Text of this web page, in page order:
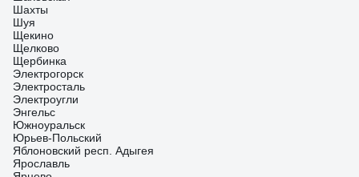
Шахты
Шуя
Щекино
Щелково
Щербинка
Электрогорск
Электросталь
Электроугли
Энгельс
Южноуральск
Юрьев-Польский
Яблоновский респ. Адыгея
Ярославль